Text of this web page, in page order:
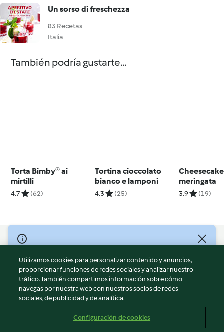
Un sorso di freschezza
83 Recetas
Italia
También podría gustarte...
Torta Bimby® ai
mirtilli
4.7 (62)
Tortina cioccolato
bianco e lamponi
4.3 (25)
Cheesecake
meringata
3.9 (19)
© Copyright 2026
Términos de uso
Política de privacidad
Aviso legal
Información legal
Reportar contenido
Utilizamos cookies para personalizar contenido y anuncios,
proporcionar funciones de redes sociales y analizar nuestro
tráfico. También compartimos información sobre cómo
navegas por nuestra web con nuestros socios de redes
sociales, de publicidad y de analítica.
Configuración de cookies